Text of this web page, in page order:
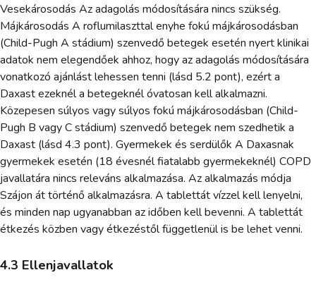
Vesekárosodás Az adagolás módosítására nincs szükség.
Májkárosodás A roflumilaszttal enyhe fokú májkárosodásban
(Child-Pugh A stádium) szenvedő betegek esetén nyert klinikai
adatok nem elegendőek ahhoz, hogy az adagolás módosítására
vonatkozó ajánlást lehessen tenni (lásd 5.2 pont), ezért a
Daxast ezeknél a betegeknél óvatosan kell alkalmazni.
Közepesen súlyos vagy súlyos fokú májkárosodásban (Child-
Pugh B vagy C stádium) szenvedő betegek nem szedhetik a
Daxast (lásd 4.3 pont). Gyermekek és serdülők A Daxasnak
gyermekek esetén (18 évesnél fiatalabb gyermekeknél) COPD
javallatára nincs releváns alkalmazása. Az alkalmazás módja
Szájon át történő alkalmazásra. A tablettát vízzel kell lenyelni,
és minden nap ugyanabban az időben kell bevenni. A tablettát
étkezés közben vagy étkezéstől függetlenül is be lehet venni.
4.3 Ellenjavallatok